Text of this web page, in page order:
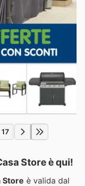
17
Store è qui!
Store è valida dal